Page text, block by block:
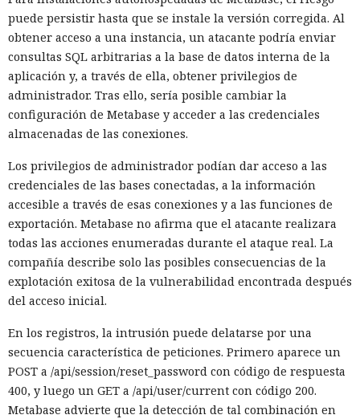
puede persistir hasta que se instale la versión corregida. Al
obtener acceso a una instancia, un atacante podría enviar
consultas SQL arbitrarias a la base de datos interna de la
aplicación y, a través de ella, obtener privilegios de
administrador. Tras ello, sería posible cambiar la
configuración de Metabase y acceder a las credenciales
almacenadas de las conexiones.
Los privilegios de administrador podían dar acceso a las
credenciales de las bases conectadas, a la información
accesible a través de esas conexiones y a las funciones de
exportación. Metabase no afirma que el atacante realizara
todas las acciones enumeradas durante el ataque real. La
compañía describe solo las posibles consecuencias de la
explotación exitosa de la vulnerabilidad encontrada después
del acceso inicial.
En los registros, la intrusión puede delatarse por una
secuencia característica de peticiones. Primero aparece un
POST a /api/session/reset_password con código de respuesta
400, y luego un GET a /api/user/current con código 200.
Metabase advierte que la detección de tal combinación en